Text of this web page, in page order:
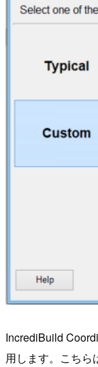
IncrediBuild
用します。こちら